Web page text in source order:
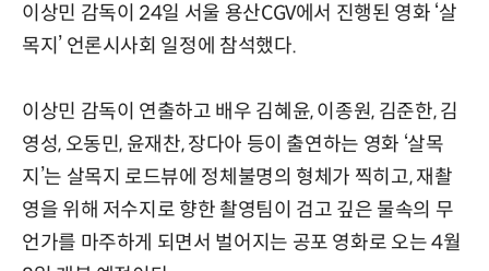
이상민 감독이 24일 서울 용산CGV에서 진행된 영화 ‘살
목지’ 언론시사회 일정에 참석했다.
이상민 감독이 연출하고 배우 김혜윤, 이종원, 김준한, 김
영성, 오동민, 윤재찬, 장다아 등이 출연하는 영화 ‘살목
지’는 살목지 로드뷰에 정체불명의 형체가 찍히고, 재촬
영을 위해 저수지로 향한 촬영팀이 검고 깊은 물속의 무
언가를 마주하게 되면서 벌어지는 공포 영화로 오는 4월